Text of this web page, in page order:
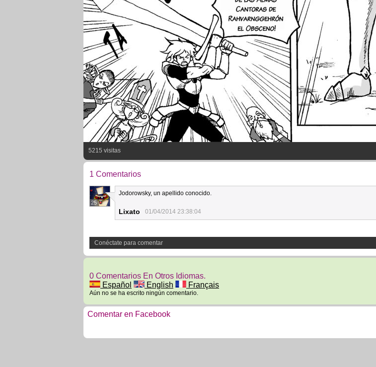
5215 visitas
1 Comentarios
25
Jodorowsky, un apellido conocido.
Lixato 01/04/2014 23:38:04
Conéctate para comentar
0 Comentarios En Otros Idiomas.
Español
English Français
Aún no se ha escrito ningún comentario.
Comentar en Facebook